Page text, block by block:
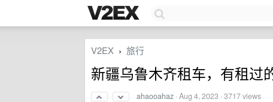
V2EX › 旅行
新疆乌鲁木齐租车，有租过
ahaooahaz ·Aug 4, 2023 · 3717 views